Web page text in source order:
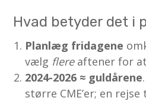
Hvad betyder det i
Planlæg fridagene
vælg flereaftener for
2024-2026 ≈ guldårene
større CME’er; en